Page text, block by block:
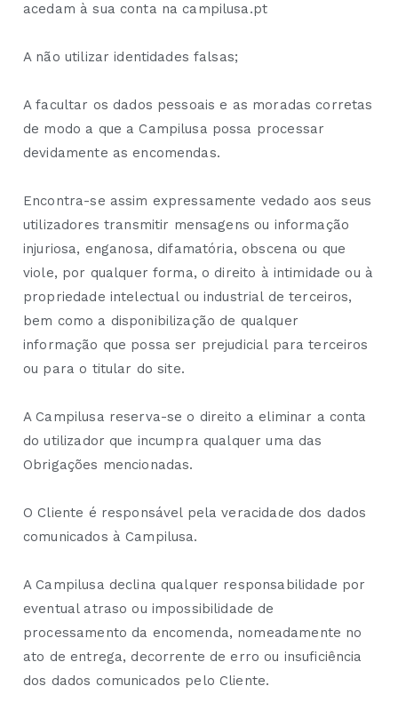
acedam à sua conta na campilusa.pt
A não utilizar identidades falsas;
A facultar os dados pessoais e as moradas corretas
de modo a que a Campilusa possa processar
devidamente as encomendas.
Encontra-se assim expressamente vedado aos seus
utilizadores transmitir mensagens ou informação
injuriosa, enganosa, difamatória, obscena ou que
viole, por qualquer forma, o direito à intimidade ou à
propriedade intelectual ou industrial de terceiros,
bem como a disponibilização de qualquer
informação que possa ser prejudicial para terceiros
ou para o titular do site.
A Campilusa reserva-se o direito a eliminar a conta
do utilizador que incumpra qualquer uma das
Obrigações mencionadas.
O Cliente é responsável pela veracidade dos dados
comunicados à Campilusa.
A Campilusa declina qualquer responsabilidade por
eventual atraso ou impossibilidade de
processamento da encomenda, nomeadamente no
ato de entrega, decorrente de erro ou insuficiência
dos dados comunicados pelo Cliente.